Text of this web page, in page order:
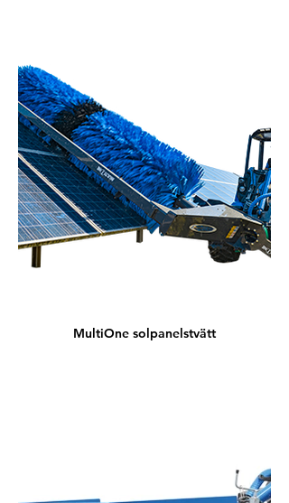
MultiOne solpanelstvätt